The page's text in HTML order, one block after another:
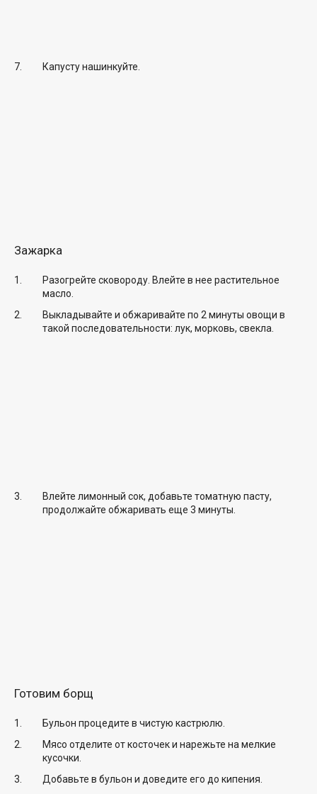
Капусту нашинкуйте.
Зажарка
Разогрейте сковороду. Влейте в нее растительное
масло.
Выкладывайте и обжаривайте по 2 минуты овощи в
такой последовательности: лук, морковь, свекла.
Влейте лимонный сок, добавьте томатную пасту,
продолжайте обжаривать еще 3 минуты.
Готовим борщ
Бульон процедите в чистую кастрюлю.
Мясо отделите от косточек и нарежьте на мелкие
кусочки.
Добавьте в бульон и доведите его до кипения.